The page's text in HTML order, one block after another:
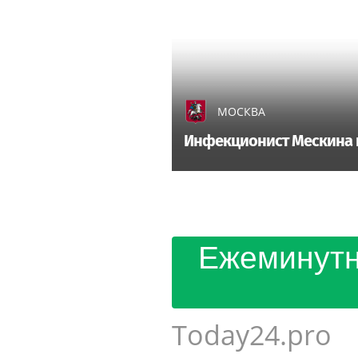
МОСКВА
Инфекционист Мескина
Today24.pro